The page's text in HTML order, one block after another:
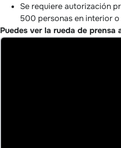
Se requiere autorización
500 personas en interior
Puedes ver la rueda de prensa